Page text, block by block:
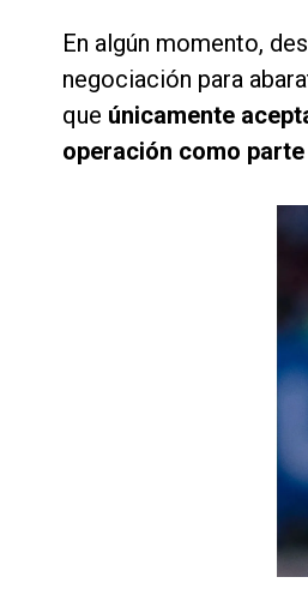
En algún momento,
negociación para
que únicamente
operación como